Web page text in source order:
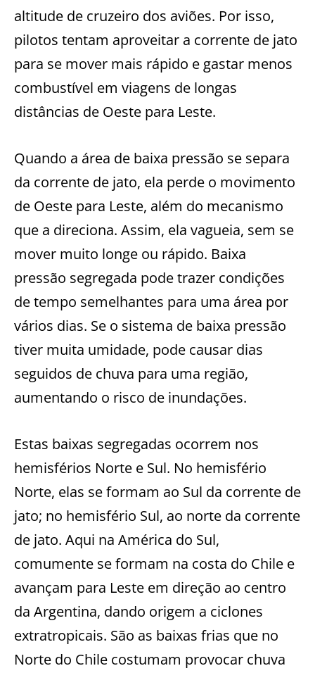
altitude de cruzeiro dos aviões. Por isso,
pilotos tentam aproveitar a corrente de jato
para se mover mais rápido e gastar menos
combustível em viagens de longas
distâncias de Oeste para Leste.
Quando a área de baixa pressão se separa
da corrente de jato, ela perde o movimento
de Oeste para Leste, além do mecanismo
que a direciona. Assim, ela vagueia, sem se
mover muito longe ou rápido. Baixa
pressão segregada pode trazer condições
de tempo semelhantes para uma área por
vários dias. Se o sistema de baixa pressão
tiver muita umidade, pode causar dias
seguidos de chuva para uma região,
aumentando o risco de inundações.
Estas baixas segregadas ocorrem nos
hemisférios Norte e Sul. No hemisfério
Norte, elas se formam ao Sul da corrente de
jato; no hemisfério Sul, ao norte da corrente
de jato. Aqui na América do Sul,
comumente se formam na costa do Chile e
avançam para Leste em direção ao centro
da Argentina, dando origem a ciclones
extratropicais. São as baixas frias que no
Norte do Chile costumam provocar chuva